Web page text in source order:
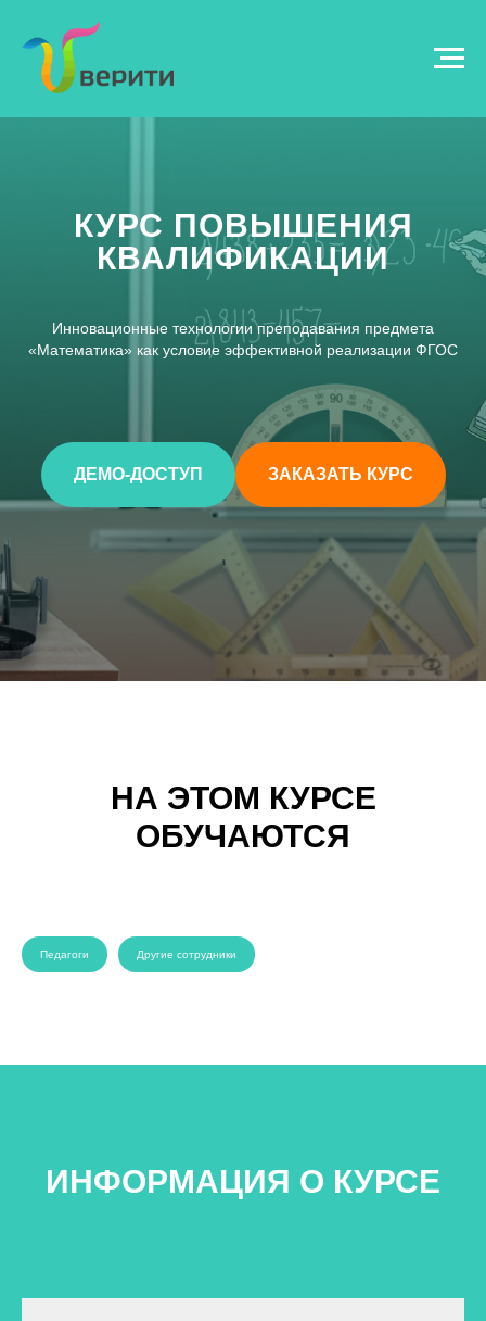
КУРС ПОВЫШЕНИЯ
КВАЛИФИКАЦИИ
Инновационные технологии преподавания предмета
«Математика» как условие эффективной реализации ФГОС
ДЕМО-ДОСТУП ЗАКАЗАТЬ КУРС
НА ЭТОМ КУРСЕ
ОБУЧАЮТСЯ
Педагоги Другие сотрудники
ИНФОРМАЦИЯ О КУРСЕ